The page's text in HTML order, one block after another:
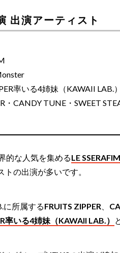
出演アーティスト
率いる4姉妹（KAWAII LAB.）
・CANDY TUNE・SWEET
的な人気を集めるLE SSERAFIM
トの出演が多いです。
に所属するFRUITS ZIPPER
率いる4姉妹（KAWAII LAB.）